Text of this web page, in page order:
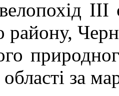
району,
області за